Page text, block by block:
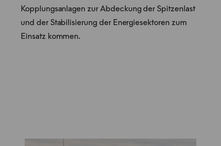
Kopplungsanlagen zur Abdeckung der Spitzenlast
und der Stabilisierung der Energiesektoren zum
Einsatz kommen.